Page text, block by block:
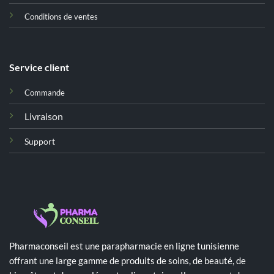
Conditions de ventes
Service client
Commande
Livraison
Support
Pharmaconseil est une parapharmacie en ligne tunisienne
offrant une large gamme de produits de soins, de beauté, de